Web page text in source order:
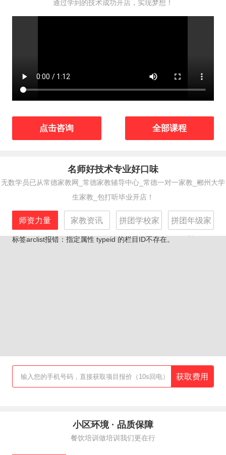
通过学到的技术成功开店，实现梦想！
点击咨询 全部课程
名师好技术专业好口味
无数学员已从常德家教网_常德家教辅导中心_常德一对一家教_郴州大学
生家教_包打听毕业开店！
师资力量 家教资讯 拼团学校家
教
拼团年级家
标签arclist报错：指定属性 typeid 的栏目ID不存在。
输入您的手机号码，直接获取项目报价（10s回电） 获取费用
小区环境 · 品质保障
餐饮培训做培训我们更在行